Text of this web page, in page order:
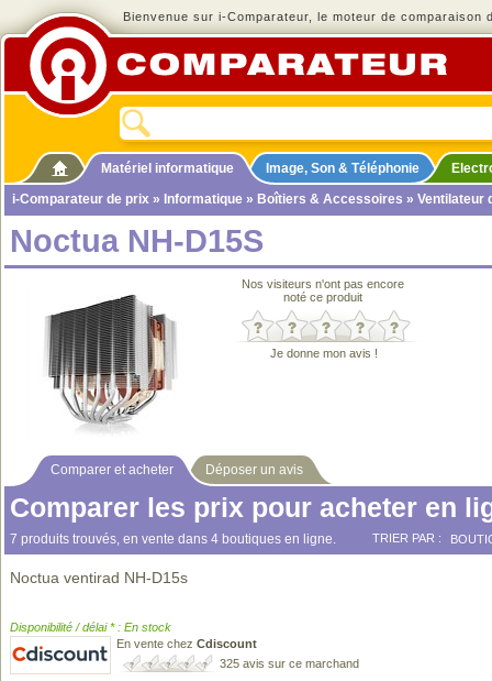
Bienvenue sur i-Comparateur, le moteur de comparaison
Matériel informatique Image, Son & Téléphonie
i-Comparateur de prix » Informatique » Boîtiers & Accessoires » Ventilateur
Noctua NH-D15S
Nos visiteurs n'ont pas encore
noté ce produit
Je donne mon avis !
Comparer et acheter Déposer un avis
Comparer les prix pour acheter en
7 produits trouvés, en vente dans 4 boutiques en ligne. TRIER PAR :
Noctua ventirad NH-D15s
Disponibilité / délai * : En stock
En vente chez Cdiscount
325 avis sur ce marchand